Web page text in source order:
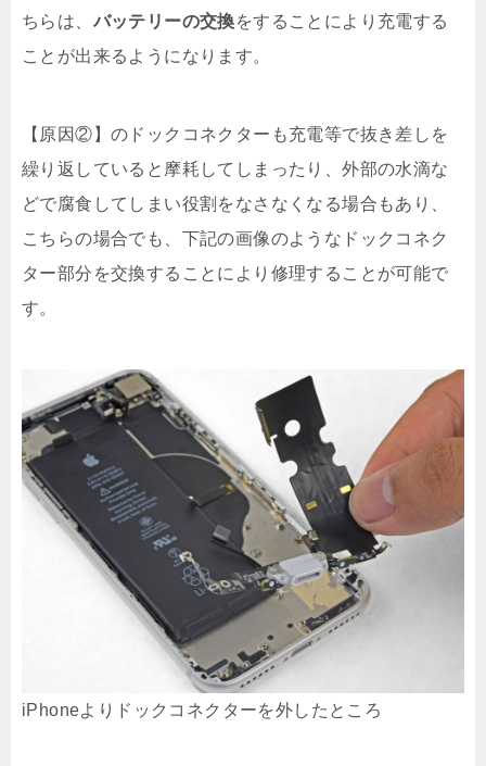
ちらは、 バッテリーの交換をすることにより充電する
ことが出来るようになります。
【原因②】のドックコネクターも充電等で抜き差しを
繰り返していると摩耗してしまったり、外部の水滴な
どで腐食してしまい役割をなさなくなる場合もあり、
こちらの場合でも、下記の画像のようなドックコネク
ター部分を交換することにより修理することが可能で
す。
iPhoneよりドックコネクターを外したところ